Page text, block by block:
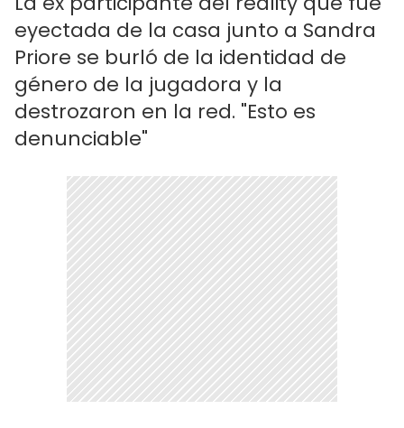
eyectada de la casa junto a Sandra
Priore se burló de la identidad de
género de la jugadora y la
destrozaron en la red. "Esto es
denunciable"